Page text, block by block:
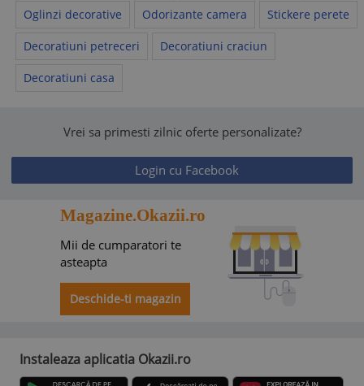
Oglinzi decorative Odorizante camera Stickere perete
Decoratiuni petreceri Decoratiuni craciun
Decoratiuni casa
Vrei sa primesti zilnic oferte personalizate?
Login cu Facebook
Magazine.Okazii.ro
Mii de cumparatori te
asteapta
Deschide-ti magazin
Instaleaza aplicatia Okazii.ro